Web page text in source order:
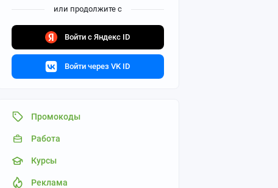
или продолжите с
Войти с Яндекс ID
Войти через VK ID
Промокоды
Работа
Курсы
Реклама